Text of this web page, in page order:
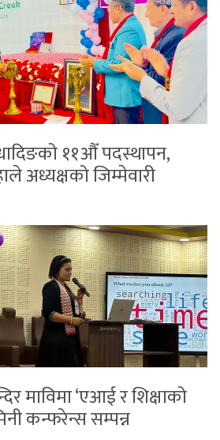
११औँ पदस्थापन,
अध्यक्षको जिम्मेवारी
माविमा ‘एआई र शिक्षाको
कन्फरेन्स सम्पन्न